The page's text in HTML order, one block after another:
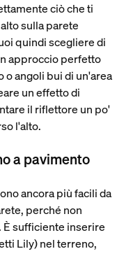
ciò che ti
sulla parete
quindi scegliere di
approccio perfetto
o angoli bui di un'area
un effetto di
il riflettore un po'
l'alto.
a pavimento
ancora più facili da
perché non
sufficiente inserire
Lily) nel terreno,